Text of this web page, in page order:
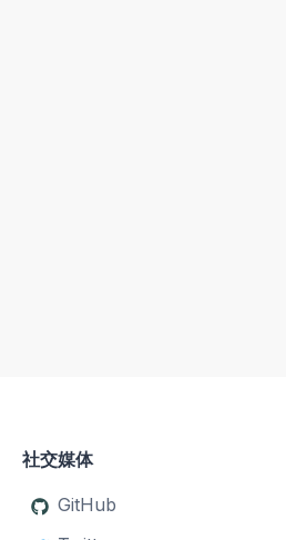
社交媒体
GitHub